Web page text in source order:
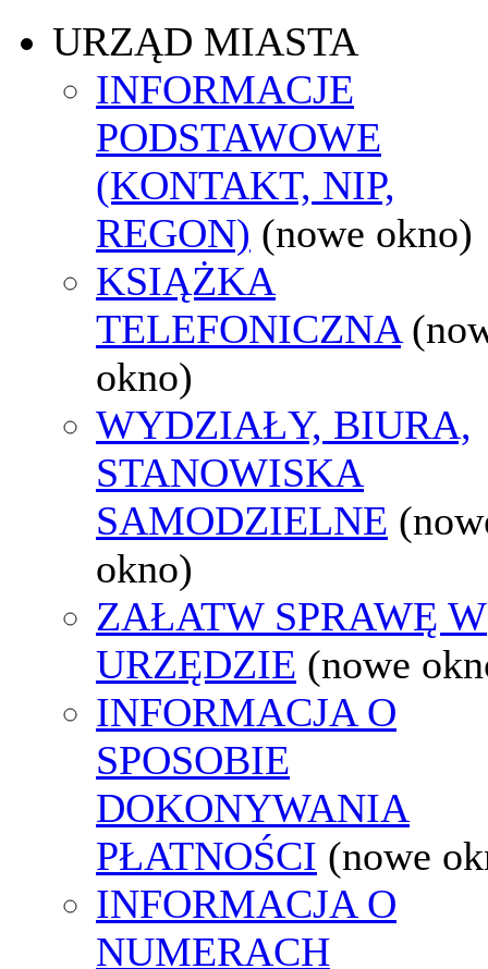
URZĄD MIASTA
INFORMACJE
PODSTAWOWE
(KONTAKT, NIP,
REGON) (nowe okno)
KSIĄŻKA
TELEFONICZNA
okno)
WYDZIAŁY, BIURA,
STANOWISKA
SAMODZIELNE
okno)
ZAŁATW SPRAWĘ W
URZĘDZIE (nowe
INFORMACJA O
SPOSOBIE
DOKONYWANIA
PŁATNOŚCI (nowe
INFORMACJA O
NUMERACH